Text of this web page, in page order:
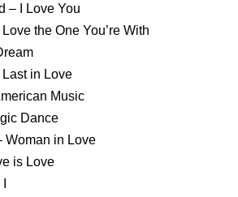
– I Love You
the One You’re With
in Love
Music
Dance
Woman in Love
is Love